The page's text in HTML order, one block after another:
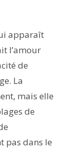
apparaît
l’amour
de
La
mais elle
de
pas dans le